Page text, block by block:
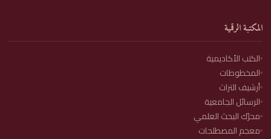
المكتبة الرقمية
الكتب الأكاديمية
المخطوطات
أرشيف التراث
الرسائل الجامعية
محرّك البحث العلمي
معجم المصطلحات